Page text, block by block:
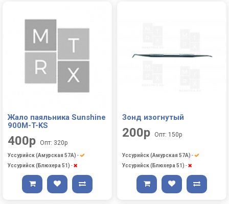
Жало паяльника Sunshine
900M-T-KS
400р Опт: 320р
Уссурийск (Амурская 57А) -
Уссурийск (Блюхера 51) -
Зонд изогнутый
200р Опт: 150р
Уссурийск (Амурская 57А) -
Уссурийск (Блюхера 51) -